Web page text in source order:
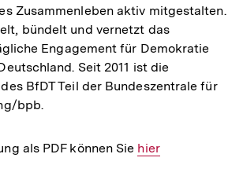
Zusammenleben aktiv mitgestalten.
bündelt und vernetzt das
Engagement für Demokratie
Seit 2011 ist die
BfDT Teil der Bundeszentrale für
bpb.
als PDF können Sie Interner
hier